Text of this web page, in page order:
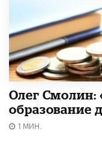
Олег Смолин:
образование
1 МИН.